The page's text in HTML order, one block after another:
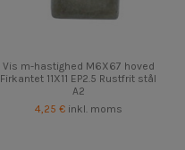
Vis m-hastighed M6X67 hoved
Firkantet 11X11 EP2.5 Rustfrit stål
A2
4,25 € inkl. moms